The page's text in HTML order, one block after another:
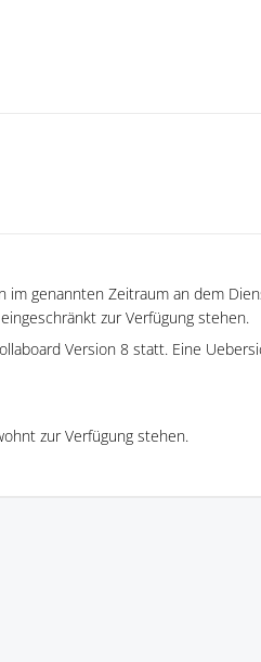
im genannten Zeitraum an dem
zur Verfügung stehen.
Version 8 statt. Eine
zur Verfügung stehen.